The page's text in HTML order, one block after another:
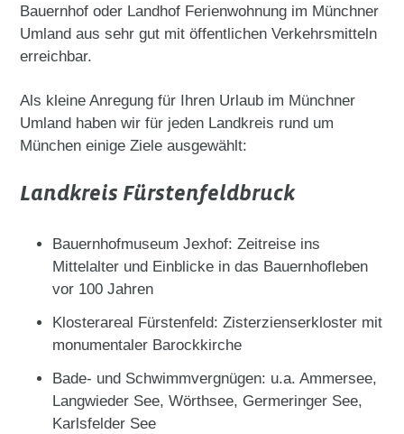
Bauernhof oder Landhof Ferienwohnung im Münchner
Umland aus sehr gut mit öffentlichen Verkehrsmitteln
erreichbar.
Als kleine Anregung für Ihren Urlaub im Münchner
Umland haben wir für jeden Landkreis rund um
München einige Ziele ausgewählt:
Landkreis Fürstenfeldbruck
Bauernhofmuseum Jexhof: Zeitreise ins
Mittelalter und Einblicke in das Bauernhofleben
vor 100 Jahren
Klosterareal Fürstenfeld: Zisterzienserkloster mit
monumentaler Barockkirche
Bade- und Schwimmvergnügen: u.a. Ammersee,
Langwieder See, Wörthsee, Germeringer See,
Karlsfelder See